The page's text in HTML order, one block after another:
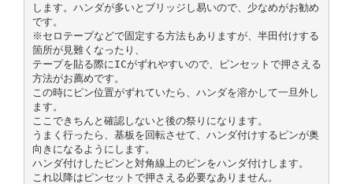
します。ハンダが多いとブリッジし易いので、少なめがお勧め
です。
※セロテープなどで固定する方法もありますが、半田付けする
箇所が見難くなったり、
テープを貼る際にICがずれやすいので、ピンセットで押さえる
方法がお薦めです。
この時にピン位置がずれていたら、ハンダを溶かして一旦外し
ます。
ここできちんと確認しないと後の祭りになります。
うまく行ったら、基板を回転させて、ハンダ付けするピンが奥
向きになるようにします。
ハンダ付けしたピンと対角線上のピンをハンダ付けします。
これ以降はピンセットで押さえる必要なありません。